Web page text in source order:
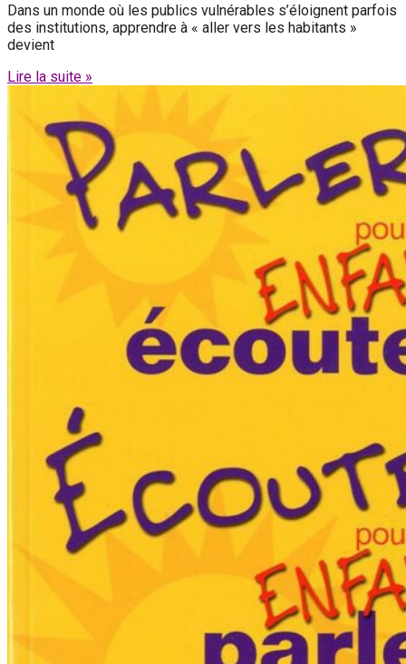
Dans un monde où les publics vulnérables s’éloignent parfois
des institutions, apprendre à « aller vers les habitants »
devient
Lire la suite »